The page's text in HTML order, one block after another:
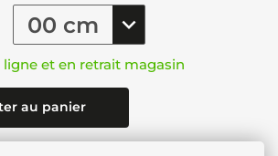
et en retrait magasin
au panier